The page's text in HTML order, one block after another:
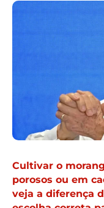
Cultivar o
porosos ou em
veja a diferença